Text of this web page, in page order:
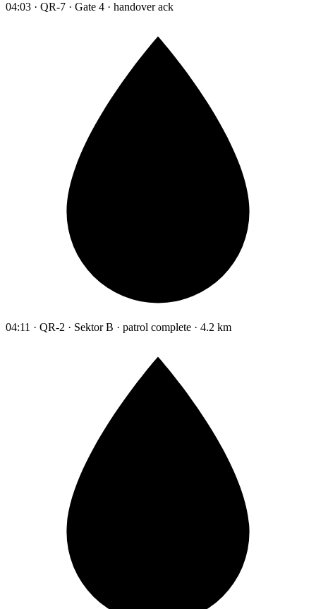
04:03 · QR-7 · Gate 4 · handover ack
04:11 · QR-2 · Sektor B · patrol complete · 4.2 km